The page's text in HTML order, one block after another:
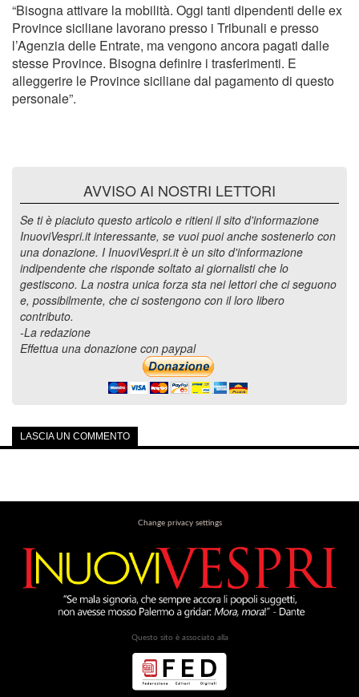
“Bisogna attivare la mobilità. Oggi tanti dipendenti delle ex
Province siciliane lavorano presso i Tribunali e presso
l’Agenzia delle Entrate, ma vengono ancora pagati dalle
stesse Province. Bisogna definire i trasferimenti. E
alleggerire le Province siciliane dal pagamento di questo
personale”.
AVVISO AI NOSTRI LETTORI
Se ti è piaciuto questo articolo e ritieni il sito d'informazione
InuoviVespri.it interessante, se vuoi puoi anche sostenerlo con
una donazione. I InuoviVespri.it è un sito d'informazione
indipendente che risponde soltato ai giornalisti che lo
gestiscono. La nostra unica forza sta nei lettori che ci seguono
e, possibilmente, che ci sostengono con il loro libero
contributo.
-La redazione
Effettua una donazione con paypal
LASCIA UN COMMENTO
Change privacy settings
Questo sito è associato alla